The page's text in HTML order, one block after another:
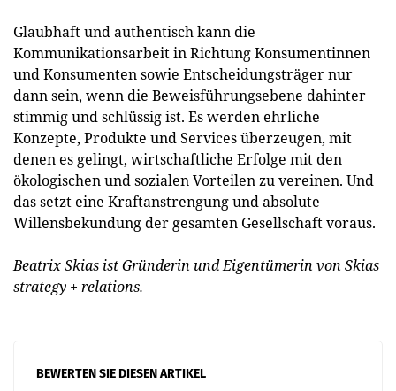
Glaubhaft und authentisch kann die
Kommunikationsarbeit in Richtung Konsumentinnen
und Konsumenten sowie Entscheidungsträger nur
dann sein, wenn die Beweisführungsebene dahinter
stimmig und schlüssig ist. Es werden ehrliche
Konzepte, Produkte und Services überzeugen, mit
denen es gelingt, wirtschaftliche Erfolge mit den
ökologischen und sozialen Vorteilen zu vereinen. Und
das setzt eine Kraftanstrengung und absolute
Willensbekundung der gesamten Gesellschaft voraus.
Beatrix Skias ist Gründerin und Eigentümerin von Skias
strategy + relations.
BEWERTEN SIE DIESEN ARTIKEL